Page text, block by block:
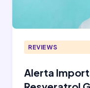
REVIEWS
Alerta